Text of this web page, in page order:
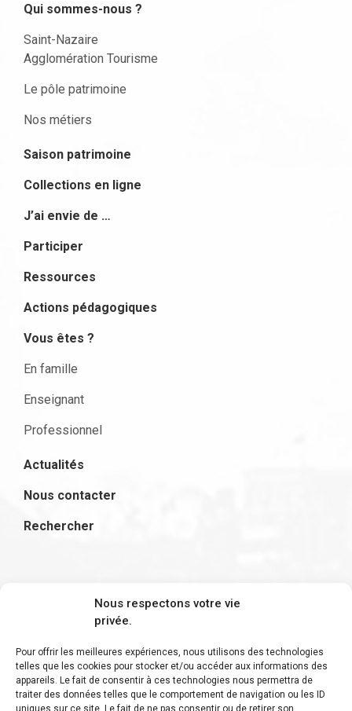
Nous respectons votre vie
privée.
Pour offrir les meilleures expériences, nous utilisons des technologies
telles que les cookies pour stocker et/ou accéder aux informations des
appareils. Le fait de consentir à ces technologies nous permettra de
traiter des données telles que le comportement de navigation ou les ID
uniques sur ce site. Le fait de ne pas consentir ou de retirer son
Qui sommes-nous ?
Saint-Nazaire
Agglomération Tourisme
Le pôle patrimoine
Nos métiers
Saison patrimoine
Collections en ligne
J’ai envie de …
Participer
Ressources
Actions pédagogiques
Vous êtes ?
En famille
Enseignant
Professionnel
Actualités
Nous contacter
Rechercher
S'inscrire à la newsletter
Restez informé des derniers ajouts et des